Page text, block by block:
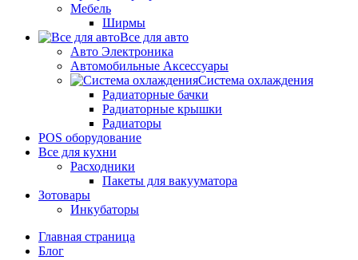
Мебель
Ширмы
Все для авто
Авто Электроника
Автомобильные Аксессуары
Система охлаждения
Радиаторные бачки
Радиаторные крышки
Радиаторы
POS оборудование
Все для кухни
Расходники
Пакеты для вакууматора
Зотовары
Инкубаторы
Главная страница
Блог